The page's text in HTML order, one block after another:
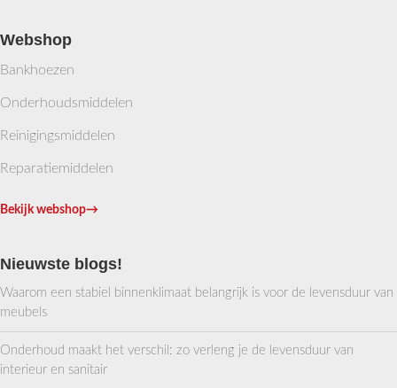
Webshop
Bankhoezen
Onderhoudsmiddelen
Reinigingsmiddelen
Reparatiemiddelen
Bekijk webshop→
Nieuwste blogs!
Waarom een stabiel binnenklimaat belangrijk is voor de levensduur van
meubels
Onderhoud maakt het verschil: zo verleng je de levensduur van
interieur en sanitair